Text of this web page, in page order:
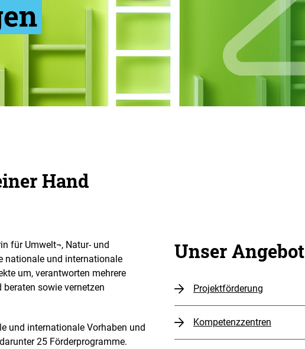
Hand
für Umwelt¬, Natur- und
nationale und internationale
um, verantworten mehrere
sowie vernetzen
und internationale Vorhaben und
25 Förderprogramme.
Unser Angebot
Projektförderung
Kompetenzzentren